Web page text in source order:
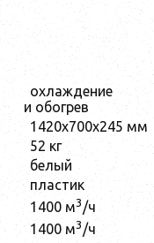
охлаждение
и обогрев
1420x700x245 мм
52 кг
белый
пластик
1400 м3 /ч
1400 м3 /ч